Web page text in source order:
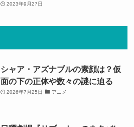
2023年9月27日
シャア・アズナブルの素顔は？仮
面の下の正体や数々の謎に迫る
2026年7月25日 アニメ